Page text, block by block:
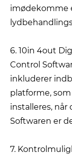
imødekomme
6. 10in 4out
Control
inkluderer
platforme,
installeres,
Softwaren er
7.